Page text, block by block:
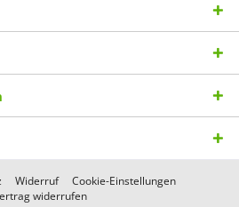
Widerruf
Cookie-Einstellungen
widerrufen